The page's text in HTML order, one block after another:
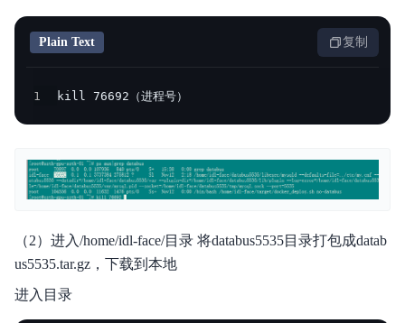
Plain Text 复制
1 kill 76692（进程号）
（2）进入/home/idl-face/目录 将databus5535目录打包成datab
us5535.tar.gz，下载到本地
进入目录